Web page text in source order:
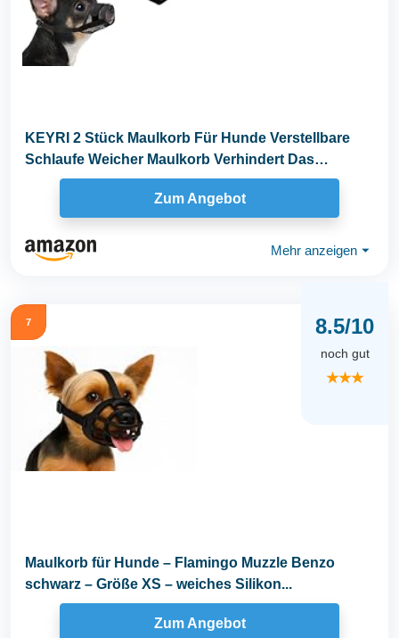
KEYRI 2 Stück Maulkorb Für Hunde Verstellbare
Schlaufe Weicher Maulkorb Verhindert Das
Beißen...
Zum Angebot
Mehr anzeigen ⏷
7 8.5/10
noch gut
★★★
Maulkorb für Hunde – Flamingo Muzzle Benzo
schwarz – Größe XS – weiches Silikon...
Zum Angebot